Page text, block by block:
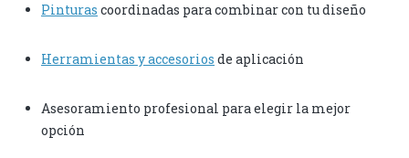
Pinturas coordinadas para combinar con tu diseño
Herramientas y accesorios de aplicación
Asesoramiento profesional para elegir la mejor
opción